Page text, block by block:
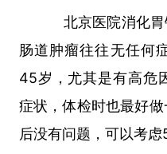
北京医院消化胃
肠道肿瘤往往无任何
45岁，尤其是有高危
症状，体检时也最好做
后没有问题，可以考虑